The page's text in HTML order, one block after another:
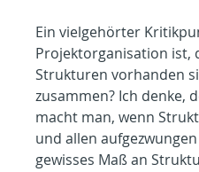
Ein vielgehörter
Projektorganisation ist,
Strukturen vorhanden
zusammen? Ich denke,
macht man, wenn
und allen
gewisses Maß an